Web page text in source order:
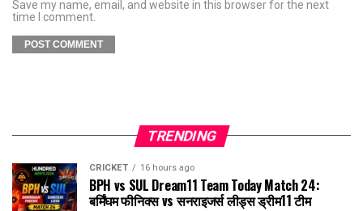
Save my name, email, and website in this browser for the next
time I comment.
TRENDING
CRICKET 16 hours ago
BPH vs SUL Dream11 Team Today Match 24:
बर्मिंघम फीनिक्स vs सनराइजर्स लीड्स ड्रीम11 टीम